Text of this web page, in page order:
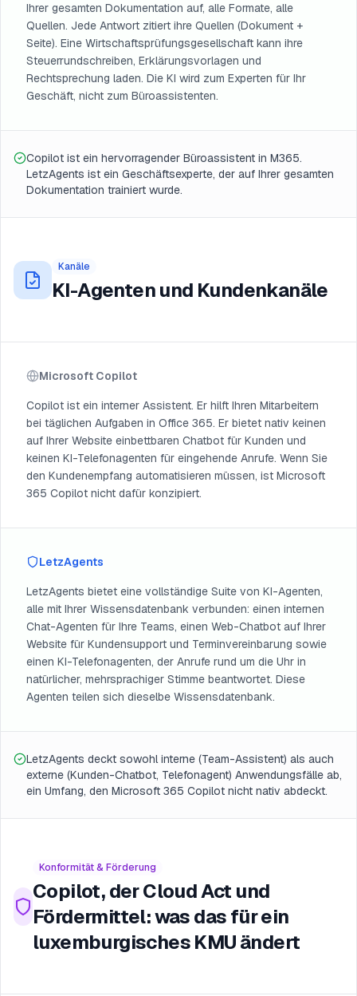
Ihrer gesamten Dokumentation auf, alle Formate, alle
Quellen. Jede Antwort zitiert ihre Quellen (Dokument +
Seite). Eine Wirtschaftsprüfungsgesellschaft kann ihre
Steuerrundschreiben, Erklärungsvorlagen und
Rechtsprechung laden. Die KI wird zum Experten für Ihr
Geschäft, nicht zum Büroassistenten.
Copilot ist ein hervorragender Büroassistent in M365.
LetzAgents ist ein Geschäftsexperte, der auf Ihrer gesamten
Dokumentation trainiert wurde.
Kanäle
KI-Agenten und Kundenkanäle
Microsoft Copilot
Copilot ist ein interner Assistent. Er hilft Ihren Mitarbeitern
bei täglichen Aufgaben in Office 365. Er bietet nativ keinen
auf Ihrer Website einbettbaren Chatbot für Kunden und
keinen KI-Telefonagenten für eingehende Anrufe. Wenn Sie
den Kundenempfang automatisieren müssen, ist Microsoft
365 Copilot nicht dafür konzipiert.
LetzAgents
LetzAgents bietet eine vollständige Suite von KI-Agenten,
alle mit Ihrer Wissensdatenbank verbunden: einen internen
Chat-Agenten für Ihre Teams, einen Web-Chatbot auf Ihrer
Website für Kundensupport und Terminvereinbarung sowie
einen KI-Telefonagenten, der Anrufe rund um die Uhr in
natürlicher, mehrsprachiger Stimme beantwortet. Diese
Agenten teilen sich dieselbe Wissensdatenbank.
LetzAgents deckt sowohl interne (Team-Assistent) als auch
externe (Kunden-Chatbot, Telefonagent) Anwendungsfälle ab,
ein Umfang, den Microsoft 365 Copilot nicht nativ abdeckt.
Konformität & Förderung
Copilot, der Cloud Act und
Fördermittel: was das für ein
luxemburgisches KMU ändert